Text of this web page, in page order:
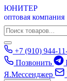
ЮНИТЕР
оптовая компания
+7 (910) 944-
Позвонить
Я.Мессенджер